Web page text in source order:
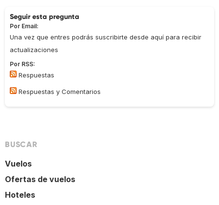
Seguir esta pregunta
Por Email:
Una vez que entres podrás suscribirte desde aquí para recibir
actualizaciones
Por RSS:
Respuestas
Respuestas y Comentarios
BUSCAR
Vuelos
Ofertas de vuelos
Hoteles